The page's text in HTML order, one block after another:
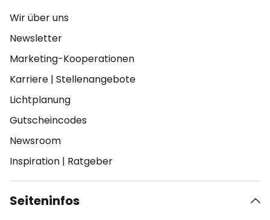
Wir über uns
Newsletter
Marketing-Kooperationen
Karriere | Stellenangebote
Lichtplanung
Gutscheincodes
Newsroom
Inspiration | Ratgeber
Seiteninfos